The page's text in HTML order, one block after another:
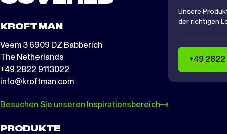
KROFTMAN
Veem 3 6909 DZ Babberich
The Netherlands
+49 2822 9113022
info@kroftman.com
Besuchen Sie unseren Inspirationsbereich
PRODUKTE
Unsere
der richtigen
+49 2822